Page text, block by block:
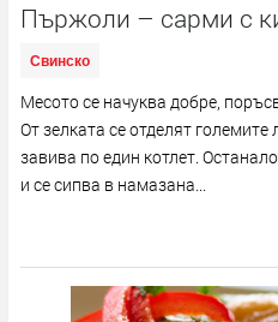
Пържоли – сарми с
Свинско
Месото се начуква добре,
От зелката се отделят големите
завива по един котлет.
и се сипва в намазана...